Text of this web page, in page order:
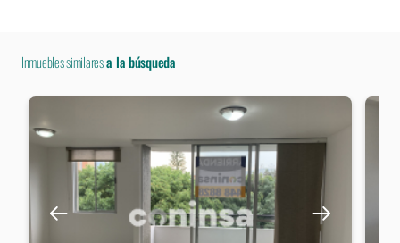
Inmuebles similaresa la búsqueda